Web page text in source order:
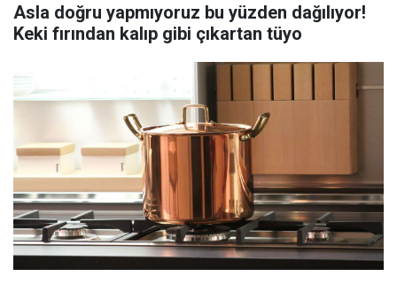
Asla doğru yapmıyoruz bu yüzden dağılıyor!
Keki fırından kalıp gibi çıkartan tüyo